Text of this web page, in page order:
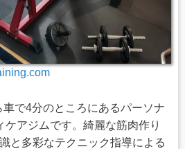
で4分のところにあるパーソナ
ケアジムです。綺麗な筋肉作り
と多彩なテクニック指導による